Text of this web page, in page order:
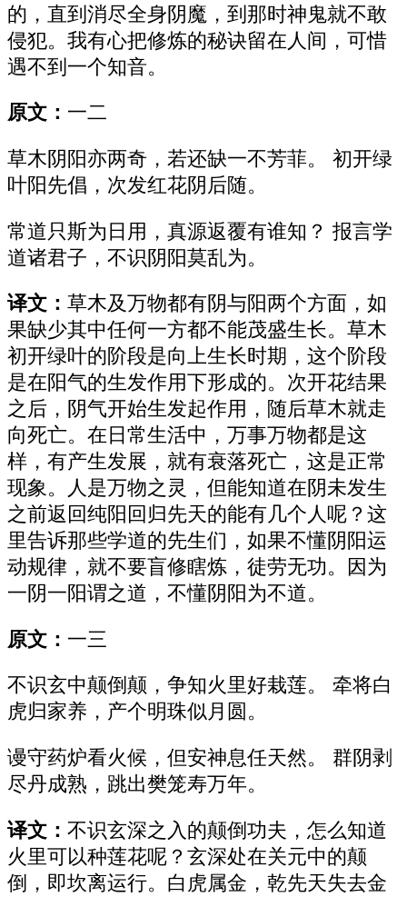
的，直到消尽全身阴魔，到那时神鬼就不敢
侵犯。我有心把修炼的秘诀留在人间，可惜
遇不到一个知音。
原文： 一二
草木阴阳亦两奇，若还缺一不芳菲。 初开绿
叶阳先倡，次发红花阴后随。
常道只斯为日用，真源返覆有谁知？ 报言学
道诸君子，不识阴阳莫乱为。
译文： 草木及万物都有阴与阳两个方面，如
果缺少其中任何一方都不能茂盛生长。草木
初开绿叶的阶段是向上生长时期，这个阶段
是在阳气的生发作用下形成的。次开花结果
之后，阴气开始生发起作用，随后草木就走
向死亡。在日常生活中，万事万物都是这
样，有产生发展，就有衰落死亡，这是正常
现象。人是万物之灵，但能知道在阴未发生
之前返回纯阳回归先天的能有几个人呢？这
里告诉那些学道的先生们，如果不懂阴阳运
动规律，就不要盲修瞎炼，徒劳无功。因为
一阴一阳谓之道，不懂阴阳为不道。
原文： 一三
不识玄中颠倒颠，争知火里好栽莲。 牵将白
虎归家养，产个明珠似月圆。
谩守药炉看火候，但安神息任天然。 群阴剥
尽丹成熟，跳出樊笼寿万年。
译文： 不识玄深之入的颠倒功夫，怎么知道
火里可以种莲花呢？玄深处在关元中的颠
倒，即坎离运行。白虎属金，乾先天失去金